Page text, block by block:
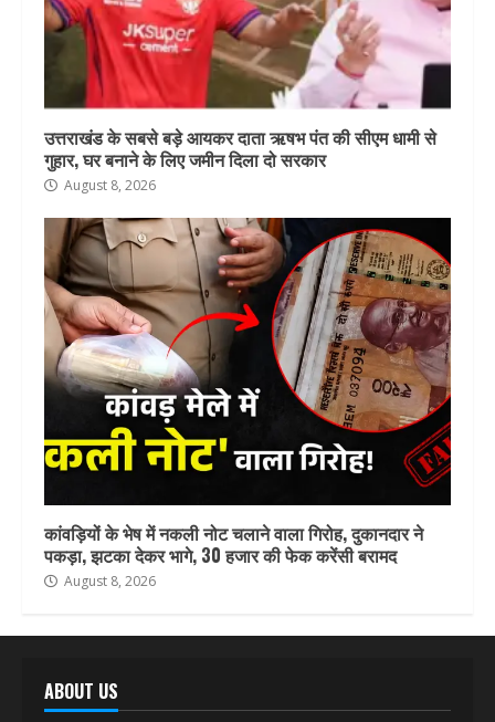
उत्तराखंड के सबसे बड़े आयकर दाता ऋषभ पंत की सीएम धामी से
गुहार, घर बनाने के लिए जमीन दिला दो सरकार
August 8, 2026
कांवड़ियों के भेष में नकली नोट चलाने वाला गिरोह, दुकानदार ने
पकड़ा, झटका देकर भागे, 30 हजार की फेक करेंसी बरामद
August 8, 2026
ABOUT US